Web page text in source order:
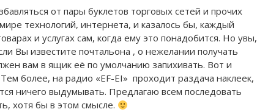
от пары буклетов торговых сетей и прочих
технологий, интернета, и казалось бы, каждый
и услугах сам, когда ему это понадобится. Но увы,
Вы известите почтальона , о нежелании получать
вам в ящик её по умолчанию запихивать. Вот и
более, на радио «EF-EI» проходит раздача наклеек,
ничего выдумывать. Предлагаю всем последовать
хотя бы в этом смысле.